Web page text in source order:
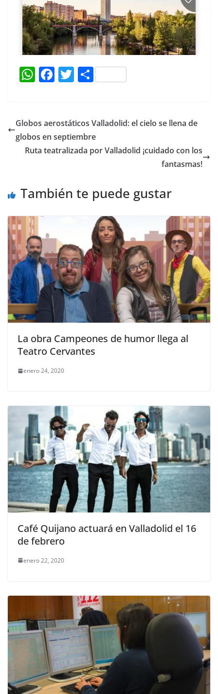
W
s
A
p
F
e
b
o
k
T
er
C
p
ar
tir
Globos aerostáticos Valladolid: el cielo se llena de
globos en septiembre
Ruta teatralizada por Valladolid ¡cuidado con los
fantasmas!
También te puede gustar
La obra Campeones de humor llega al
Teatro Cervantes
enero 24, 2020
Café Quijano actuará en Valladolid el 16
de febrero
enero 22, 2020